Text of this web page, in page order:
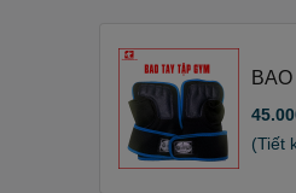
BAO
(Tiết